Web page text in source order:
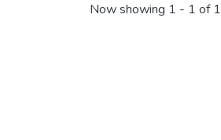
Now showing 1 - 1 of 1